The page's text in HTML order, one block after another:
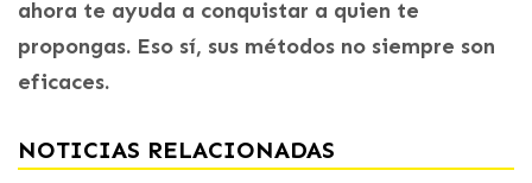
ahora te ayuda a conquistar a quien te
propongas. Eso sí, sus métodos no siempre son
eficaces.
NOTICIAS RELACIONADAS